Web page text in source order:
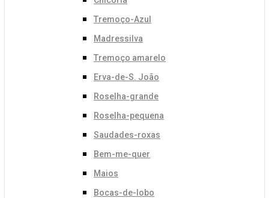
Tremoço-Azul
Madressilva
Tremoço amarelo
Erva-de-S. João
Roselha-grande
Roselha-pequena
Saudades-roxas
Bem-me-quer
Maios
Bocas-de-lobo